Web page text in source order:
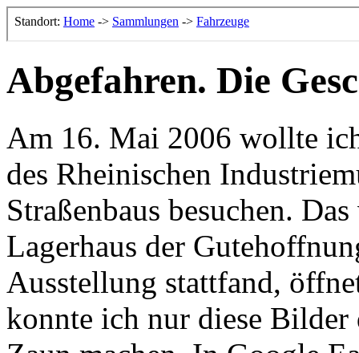
Abgefahren. Die
Am 16. Mai 2006 wollte
des Rheinischen
Straßenbaus besuchen.
Lagerhaus der
Ausstellung stattfand,
konnte ich nur diese Bilder